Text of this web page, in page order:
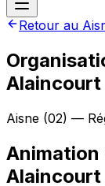
Retour au
Aisne (02) —
Alaincourt